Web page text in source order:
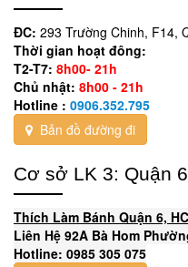
ĐC: 293 Trường Chinh, F14,
Thời gian hoạt đông:
T2-T7: 8h00- 21h
Chủ nhật: 8h00 - 21h
Hotline : 0906.352.795
Bản đồ đường đi
Cơ sở LK 3: Quận 6
Thích Làm Bánh Quận 6,
Liên Hệ 92A Bà Hom
Hotline: 0985 305 075